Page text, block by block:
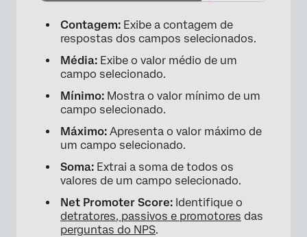
Contagem: Exibe a contagem de
respostas dos campos selecionados.
Média: Exibe o valor médio de um
campo selecionado.
Mínimo: Mostra o valor mínimo de um
campo selecionado.
Máximo: Apresenta o valor máximo de
um campo selecionado.
Soma: Extrai a soma de todos os
valores de um campo selecionado.
Net Promoter Score: Identifique o
detratores, passivos e promotores das
perguntas do NPS.